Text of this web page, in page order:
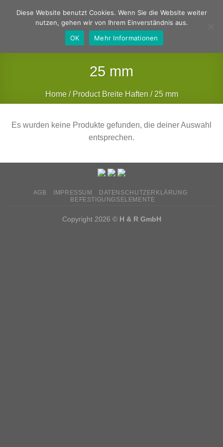
25 mm
Home / Product Breite Haften / 25 mm
Es wurden keine Produkte gefunden, die deiner Auswahl
entsprechen.
AGB IMPRESSUM
DATENSCHUTZERKLÄRUNG
BEFESTIGUNGSELEMENTE
Copyright 2026 © H & R GmbH
Diese Website benutzt Cookies. Wenn Sie die Website weiter
nutzen, gehen wir von Ihrem Einverständnis aus.
OK
Mehr Informationen